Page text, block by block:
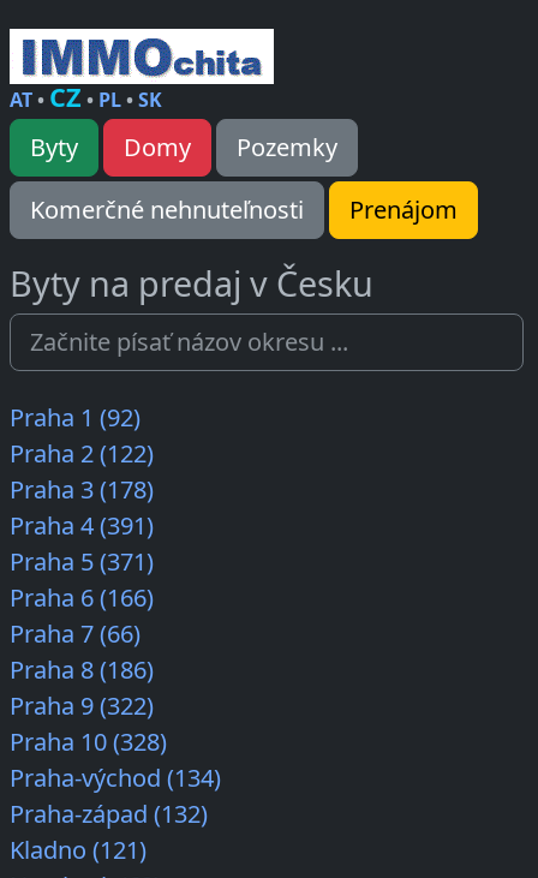
AT• CZ • PL•SK
Byty Domy
Pozemky
Komerčné nehnuteľnosti
Prenájom
Byty na predaj v Česku
Praha 1 (92)
Praha 2 (122)
Praha 3 (178)
Praha 4 (391)
Praha 5 (371)
Praha 6 (166)
Praha 7 (66)
Praha 8 (186)
Praha 9 (322)
Praha 10 (328)
Praha-východ (134)
Praha-západ (132)
Kladno (121)